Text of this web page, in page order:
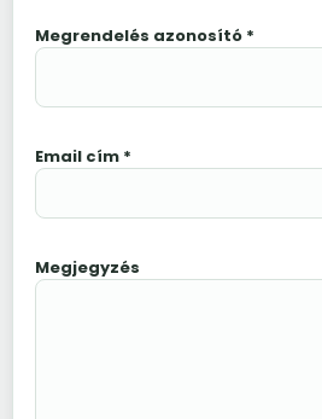
Megrendelés azonosító *
Email cím *
Megjegyzés